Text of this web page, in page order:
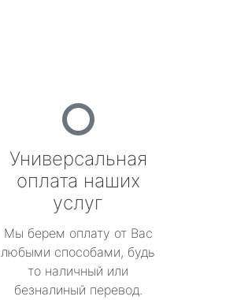
Универсальная
оплата наших
услуг
Мы берем оплату от Вас
любыми способами, будь
то наличный или
безналиный перевод.